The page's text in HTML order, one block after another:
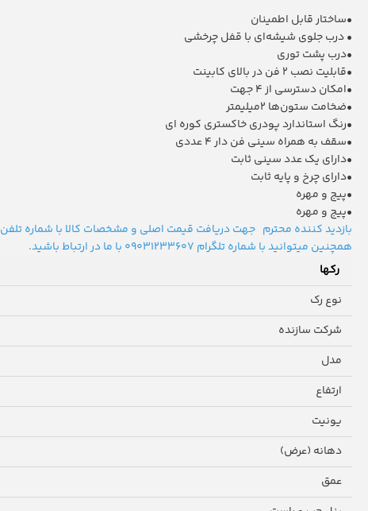
•ساختار قابل اطمینان
• درب جلوی شیشه‌ای با قفل چرخشی
•درب پشت توری
•قابلیت نصب 2 فن در بالای کابینت
•امکان دسترسی از 4 جهت
•ضخامت ستون‌ها 2میلیمتر
•رنگ استاندارد پودری خاکستری کوره ای
•سقف به همراه سینی فن دار 4 عددی
•دارای یک عدد سینی ثابت
•دارای چرخ و پایه ثابت
•پیج و مهره
•پیج و مهره
بازدید کننده محترم جهت دریافت قیمت اصلی و مشخصات کالا با شماره تلفن 77616350 021 واحد فروش شرکت رافد سازان آداک تماس بگیرید.
همچنین میتوانید با شماره تلگرام 09031233607 با ما در ارتباط باشید.
رکها
نوع رک
شرکت سازنده
مدل
ارتفاع
یونیت
دهانه (عرض)
عمق